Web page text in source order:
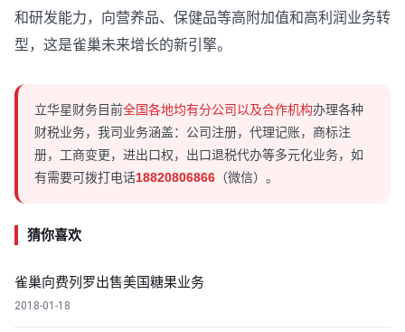
和研发能力，向营养品、保健品等高附加值和高利润业务转
型，这是雀巢未来增长的新引擎。
立华星财务目前全国各地均有分公司以及合作机构办理各种
财税业务，我司业务涵盖：公司注册，代理记账，商标注
册，工商变更，进出口权，出口退税代办等多元化业务，如
有需要可拨打电话18820806866 （微信）。
猜你喜欢
雀巢向费列罗出售美国糖果业务
2018-01-18